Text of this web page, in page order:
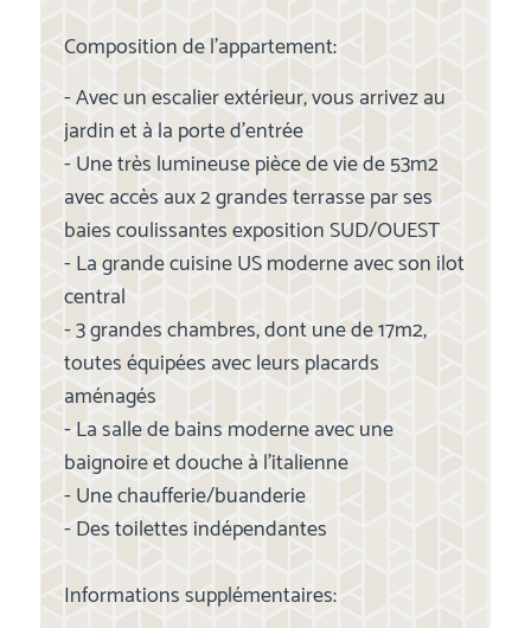
Composition de l'appartement:
- Avec un escalier extérieur, vous arrivez au
jardin et à la porte d'entrée
- Une très lumineuse pièce de vie de 53m2
avec accès aux 2 grandes terrasse par ses
baies coulissantes exposition SUD/OUEST
- La grande cuisine US moderne avec son ilot
central
- 3 grandes chambres, dont une de 17m2,
toutes équipées avec leurs placards
aménagés
- La salle de bains moderne avec une
baignoire et douche à l'italienne
- Une chaufferie/buanderie
- Des toilettes indépendantes
Informations supplémentaires: